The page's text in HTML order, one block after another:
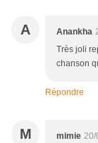
A Anankha
Très joli
chanson
Répondre
M mimie 20/